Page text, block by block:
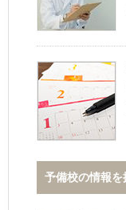
予備校の情報を